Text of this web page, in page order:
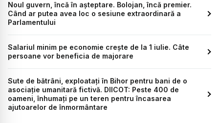
Noul guvern, încă în așteptare. Bolojan, încă premier.
Când ar putea avea loc o sesiune extraordinară a
Parlamentului
Salariul minim pe economie crește de la 1 iulie. Câte
persoane vor beneficia de majorare
Sute de bătrâni, exploatați în Bihor pentru bani de o
asociație umanitară fictivă. DIICOT: Peste 400 de
oameni, înhumați pe un teren pentru încasarea
ajutoarelor de înmormântare